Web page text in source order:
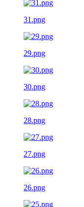
31.png
29.png
30.png
28.png
27.png
26.png